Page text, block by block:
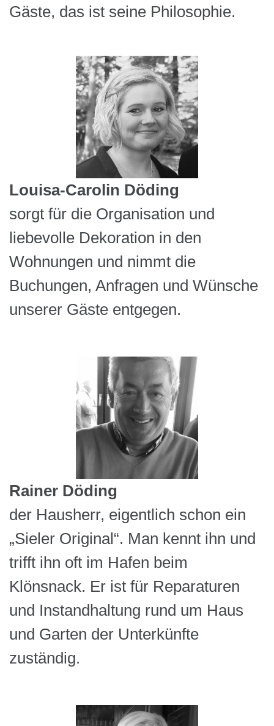
Gäste, das ist seine Philosophie.
Louisa-Carolin Döding
sorgt für die Organisation und
liebevolle Dekoration in den
Wohnungen und nimmt die
Buchungen, Anfragen und Wünsche
unserer Gäste entgegen.
Rainer Döding
der Hausherr, eigentlich schon ein
„Sieler Original“. Man kennt ihn und
trifft ihn oft im Hafen beim
Klönsnack. Er ist für Reparaturen
und Instandhaltung rund um Haus
und Garten der Unterkünfte
zuständig.